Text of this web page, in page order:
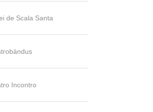
de Scala Santa
Incontro